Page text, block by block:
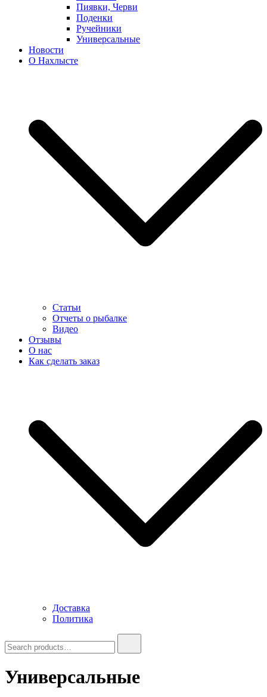
Пиявки, Черви
Поденки
Ручейники
Универсальные
Новости
О Нахлысте
Статьи
Отчеты о рыбалке
Видео
Отзывы
О нас
Как сделать заказ
Доставка
Политика
for:
Универсальные